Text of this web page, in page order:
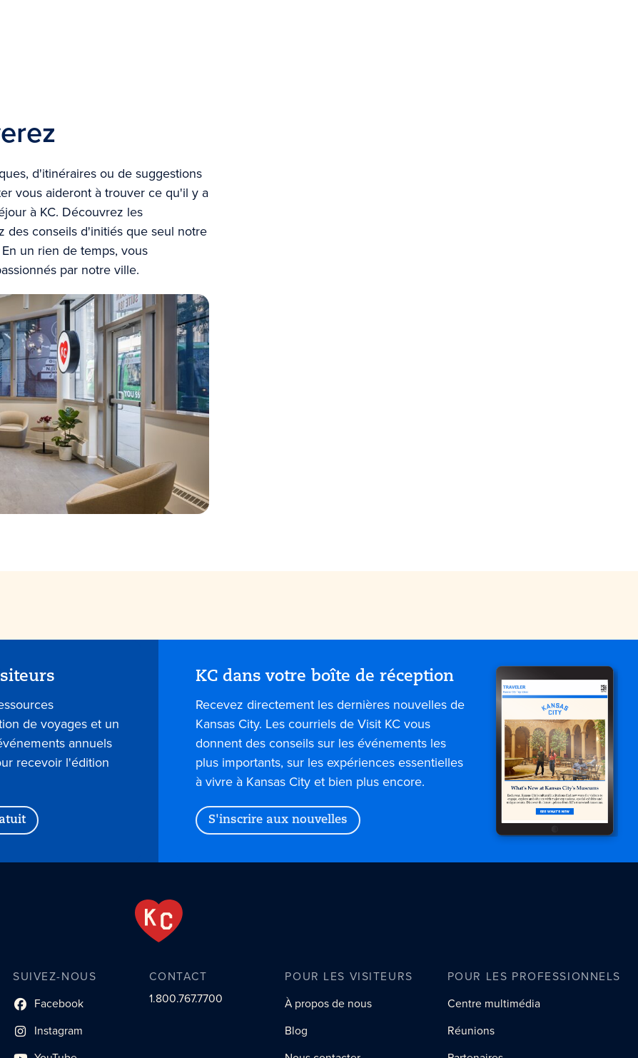
d'itinéraires ou de suggestions
vous aideront à trouver ce qu'il y a
à KC. Découvrez les
des conseils d'initiés que seul notre
un rien de temps, vous
par notre ville.
de voyages et un
annuels
recevoir l'édition
KC dans votre boîte de réception
Recevez directement les dernières nouvelles de
Kansas City. Les courriels de Visit KC vous
donnent des conseils sur les événements les
plus importants, sur les expériences essentielles
à vivre à Kansas City et bien plus encore.
S'inscrire aux nouvelles
SUIVEZ-NOUS
Facebook
lien du profil social
Instagram
lien vers le profil social
CONTACT
1.800.767.7700
POUR LES VISITEURS
À propos de nous
Blog
POUR LES PROFESSIONNELS
Centre multimédia
Réunions